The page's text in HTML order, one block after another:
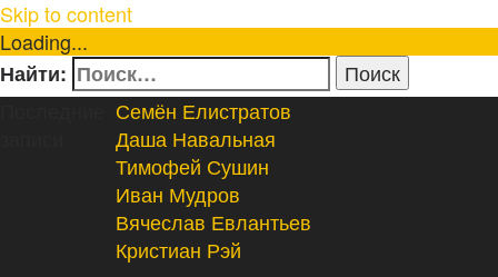
Skip to content
Loading...
Найти:
Семён Елистратов
Даша Навальная
Тимофей Сушин
Иван Мудров
Вячеслав Евлантьев
Кристиан Рэй